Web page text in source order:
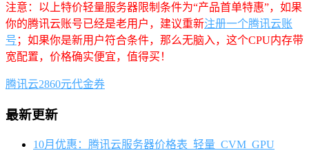
注意：以上特价轻量服务器限制条件为“产品首单特惠”，如果
你的腾讯云账号已经是老用户，建议重新注册一个腾讯云账
号 ；如果你是新用户符合条件，那么无脑入，这个CPU内存带
宽配置，价格确实便宜，值得买！
腾讯云2860元代金券
最新更新
10月优惠：腾讯云服务器价格表_轻量_CVM_GPU